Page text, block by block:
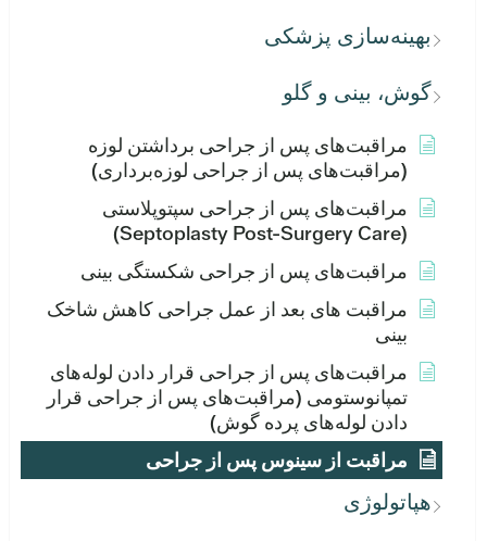
بهینه‌سازی پزشکی
گوش، بینی و گلو
مراقبت‌های پس از جراحی برداشتن لوزه
(مراقبت‌های پس از جراحی لوزه‌برداری)
مراقبت‌های پس از جراحی سپتوپلاستی
(Septoplasty Post-Surgery Care)
مراقبت‌های پس از جراحی شکستگی بینی
مراقبت های بعد از عمل جراحی کاهش شاخک
بینی
مراقبت‌های پس از جراحی قرار دادن لوله‌های
تمپانوستومی (مراقبت‌های پس از جراحی قرار
دادن لوله‌های پرده گوش)
مراقبت از سینوس پس از جراحی
هپاتولوژی